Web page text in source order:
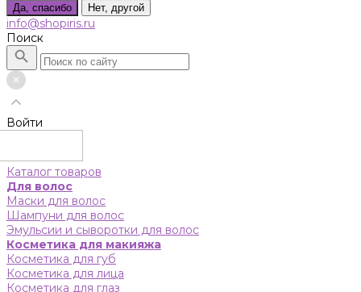
Да, спасибо Нет, другой
info@shopiris.ru
Поиск
Войти
Каталог товаров
Для волос
Маски для волос
Шампуни для волос
Эмульсии и сыворотки для волос
Косметика для макияжа
Косметика для губ
Косметика для лица
Косметика для глаз